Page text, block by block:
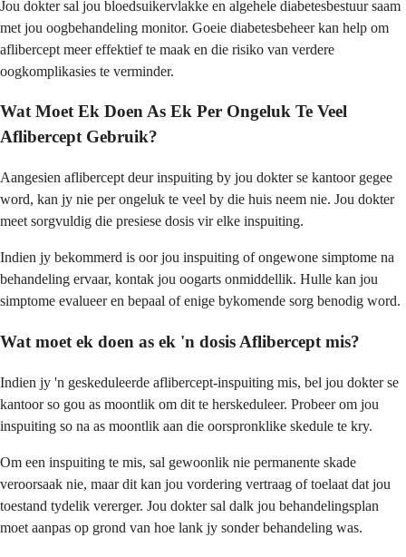
Jou dokter sal jou bloedsuikervlakke en algehele diabetesbestuur saam
met jou oogbehandeling monitor. Goeie diabetesbeheer kan help om
aflibercept meer effektief te maak en die risiko van verdere
oogkomplikasies te verminder.
Wat Moet Ek Doen As Ek Per Ongeluk Te Veel
Aflibercept Gebruik?
Aangesien aflibercept deur inspuiting by jou dokter se kantoor gegee
word, kan jy nie per ongeluk te veel by die huis neem nie. Jou dokter
meet sorgvuldig die presiese dosis vir elke inspuiting.
Indien jy bekommerd is oor jou inspuiting of ongewone simptome na
behandeling ervaar, kontak jou oogarts onmiddellik. Hulle kan jou
simptome evalueer en bepaal of enige bykomende sorg benodig word.
Wat moet ek doen as ek 'n dosis Aflibercept mis?
Indien jy 'n geskeduleerde aflibercept-inspuiting mis, bel jou dokter se
kantoor so gou as moontlik om dit te herskeduleer. Probeer om jou
inspuiting so na as moontlik aan die oorspronklike skedule te kry.
Om een inspuiting te mis, sal gewoonlik nie permanente skade
veroorsaak nie, maar dit kan jou vordering vertraag of toelaat dat jou
toestand tydelik vererger. Jou dokter sal dalk jou behandelingsplan
moet aanpas op grond van hoe lank jy sonder behandeling was.